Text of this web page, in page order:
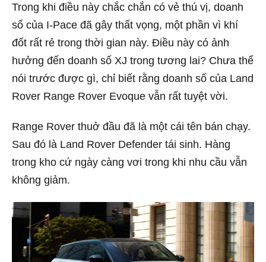
Trong khi điều này chắc chắn có vẻ thú vị, doanh
số của I-Pace đã gây thất vọng, một phần vì khí
đốt rất rẻ trong thời gian này. Điều này có ảnh
hưởng đến doanh số XJ trong tương lai? Chưa thể
nói trước được gì, chỉ biết rằng doanh số của Land
Rover Range Rover Evoque vẫn rất tuyệt vời.
Range Rover thuở đầu đã là một cái tên bán chạy.
Sau đó là Land Rover Defender tái sinh. Hàng
trong kho cứ ngày càng vơi trong khi nhu cầu vẫn
không giảm.